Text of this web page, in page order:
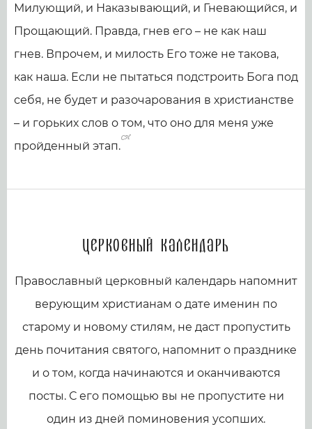
Милующий, и Наказывающий, и Гневающийся, и
Прощающий. Правда, гнев его – не как наш
гнев. Впрочем, и милость Его тоже не такова,
как наша. Если не пытаться подстроить Бога под
себя, не будет и разочарования в христианстве
– и горьких слов о том, что оно для меня уже
пройденный этап.
Церковный календарь
Православный церковный календарь напомнит
верующим христианам о дате именин по
старому и новому стилям, не даст пропустить
день почитания святого, напомнит о празднике
и о том, когда начинаются и оканчиваются
посты. С его помощью вы не пропустите ни
один из дней поминовения усопших.